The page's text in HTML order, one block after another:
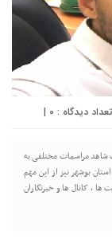
0
|
شاهد مراسمات مختلفی به
بوشهر نیز از این مهم
، کانال ها و خبرنگاران